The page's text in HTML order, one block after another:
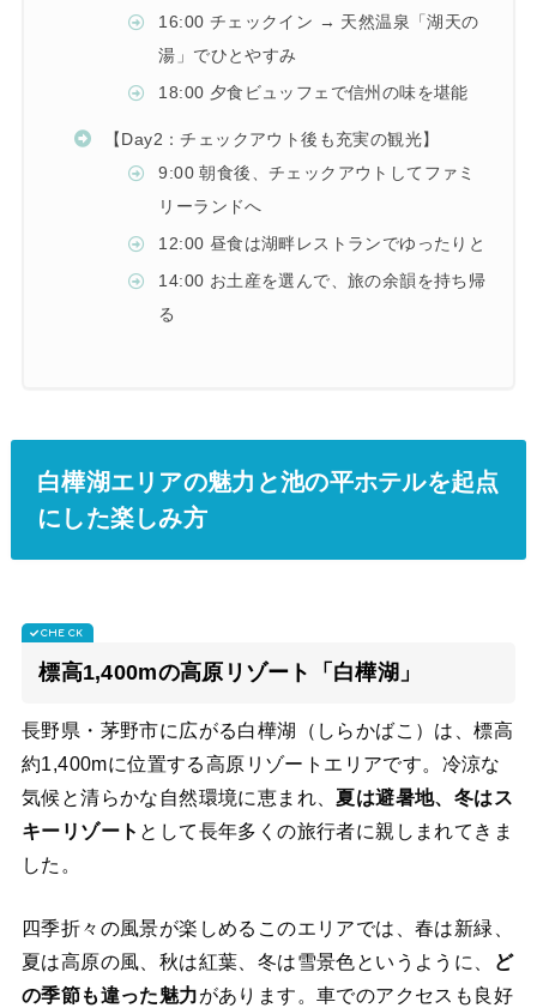
16:00 チェックイン → 天然温泉「湖天の
湯」でひとやすみ
18:00 夕食ビュッフェで信州の味を堪能
【Day2：チェックアウト後も充実の観光】
9:00 朝食後、チェックアウトしてファミ
リーランドへ
12:00 昼食は湖畔レストランでゆったりと
14:00 お土産を選んで、旅の余韻を持ち帰
る
白樺湖エリアの魅力と池の平ホテルを起点
にした楽しみ方
標高1,400mの高原リゾート「白樺湖」
長野県・茅野市に広がる白樺湖（しらかばこ）は、標高
約1,400mに位置する高原リゾートエリアです。冷涼な
気候と清らかな自然環境に恵まれ、夏は避暑地、冬はス
キーリゾート として長年多くの旅行者に親しまれてきま
した。
四季折々の風景が楽しめるこのエリアでは、春は新緑、
夏は高原の風、秋は紅葉、冬は雪景色というように、
ど
の季節も違った魅力があります。車でのアクセスも良好